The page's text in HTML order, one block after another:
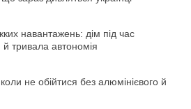
навантажень: дім під час
й тривала автономія
не обійтися без алюмінієвого й